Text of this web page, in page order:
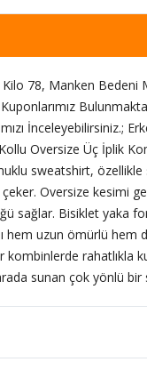
78, Manken Bedeni
İnceleyebilirsiniz.;
Oversize Üç İplik
sweatshirt, özellikle
çeker. Oversize kesimi
sağlar. Bisiklet yaka
hem uzun ömürlü hem
rahatlıkla
sunan çok yönlü bir